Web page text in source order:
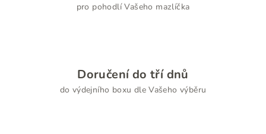
pro pohodlí Vašeho mazlíčka
Doručení do tří dnů
do výdejního boxu dle Vašeho výběru